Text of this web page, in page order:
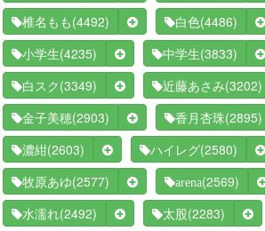
椎名もも (4492) 白色(4486)
小学生(4235) 中学生(3833)
白スク (3349) 近藤あさみ(3202)
金子美穂(2903) 香月杏珠(2895)
濃紺(2603) ハイレグ(2580)
牧原あゆ(2577) arena(2569)
水濡れ(2492) 太股(2283)